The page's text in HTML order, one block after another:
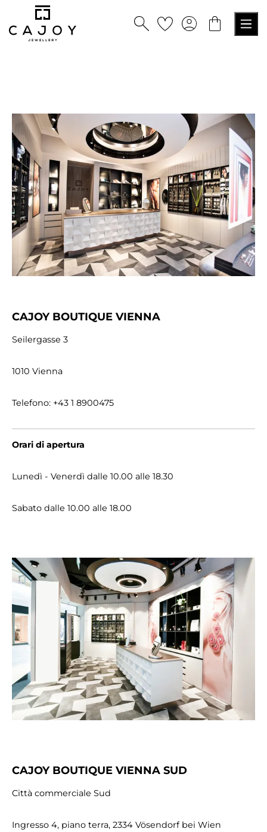
principale
CAJOY BOUTIQUE VIENNA
Seilergasse 3
1010 Vienna
Telefono: +43 1 8900475
Orari di apertura
Lunedì - Venerdì dalle 10.00 alle 18.30
Sabato dalle 10.00 alle 18.00
CAJOY BOUTIQUE VIENNA SUD
Città commerciale Sud
Ingresso 4, piano terra, 2334 Vösendorf bei Wien